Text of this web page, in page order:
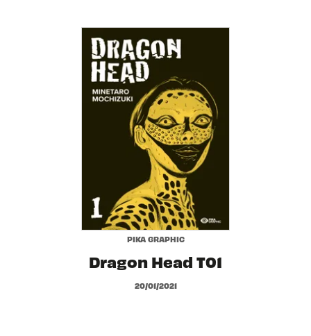
PIKA GRAPHIC
Dragon Head T01
20/01/2021